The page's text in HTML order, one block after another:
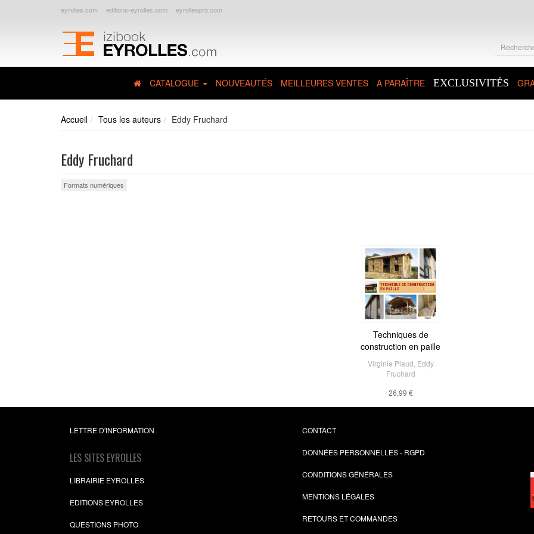
eyrolles.com editions-eyrolles.com eyrollespro.com
CATALOGUE NOUVEAUTÉS MEILLEURES VENTES A PARAÎTRE EXCLUSIVITÉS
Accueil Tous les auteurs Eddy Fruchard
Eddy Fruchard
Formats numériques
Techniques de
construction en paille
Virginie Piaud Eddy
Fruchard
26,99 €
LETTRE D'INFORMATION
LES SITES EYROLLES
LIBRAIRIE EYROLLES
EDITIONS EYROLLES
QUESTIONS PHOTO
CONTACT
DONNÉES PERSONNELLES - RGPD
CONDITIONS GÉNÉRALES
MENTIONS LÉGALES
RETOURS ET COMMANDES